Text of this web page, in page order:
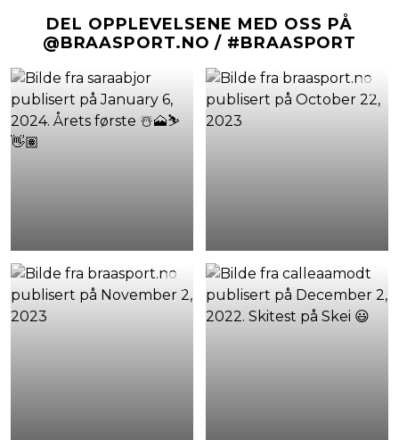
DEL OPPLEVELSENE MED OSS PÅ
@BRAASPORT.NO / #BRAASPORT